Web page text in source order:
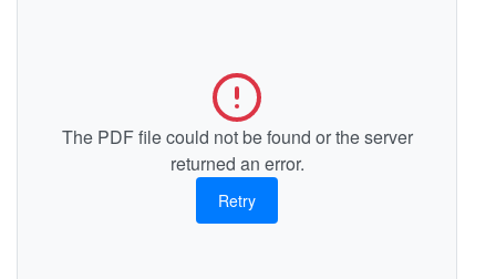
The PDF file could not be found or the server
returned an error.
Retry